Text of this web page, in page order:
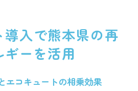
入で熊本県の再
ーを活用
エコキュートの相乗効果